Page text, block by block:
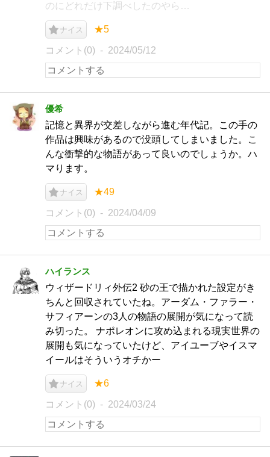
のにどれだけ下調べしたのやら…
ナイス ★5
コメント(0) 2024/05/12
優希
記憶と異界が交差しながら進む年代記。この手の
作品は興味があるので没頭してしまいました。こ
んな衝撃的な物語があって良いのでしょうか。ハ
マります。
ナイス ★49
コメント(0) 2024/04/09
ハイランス
ウィザードリィ外伝2 砂の王で描かれた設定がき
ちんと回収されていたね。アーダム・ファラー・
サフィアーンの3人の物語の展開が気になって読
み切った。 ナポレオンに攻め込まれる現実世界の
展開も気になっていたけど、アイユーブやイスマ
イールはそういうオチかー
ナイス ★6
コメント(0) 2024/03/24